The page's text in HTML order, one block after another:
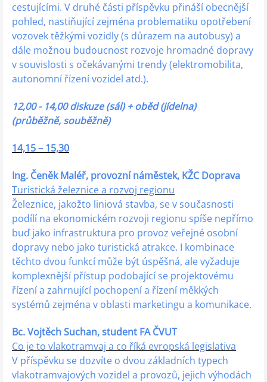
cestujícími. V druhé části příspěvku přináší obecnější
pohled, nastiňující zejména problematiku opotřebení
vozovek těžkými vozidly (s důrazem na autobusy) a
dále možnou budoucnost rozvoje hromadné dopravy
v souvislosti s očekávanými trendy (elektromobilita,
autonomní řízení vozidel atd.).
12,00 - 14,00 diskuze (sál) + oběd (jídelna)
(průběžně, souběžně)
14,15 – 15,30
Ing. Čeněk Maléř, provozní náměstek, KŽC Doprava
Turistická železnice a rozvoj regionu
Železnice, jakožto liniová stavba, se v současnosti
podílí na ekonomickém rozvoji regionu spíše nepřímo
buď jako infrastruktura pro provoz veřejné osobní
dopravy nebo jako turistická atrakce. I kombinace
těchto dvou funkcí může být úspěšná, ale vyžaduje
komplexnější přístup podobající se projektovému
řízení a zahrnující pochopení a řízení měkkých
systémů zejména v oblasti marketingu a komunikace.
Bc. Vojtěch Suchan, student FA ČVUT
Co je to vlakotramvaj a co říká evropská legislativa
V příspěvku se dozvíte o dvou základních typech
vlakotramvajových vozidel a provozů, jejich výhodách